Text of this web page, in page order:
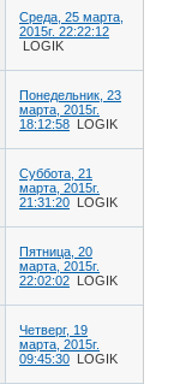
Среда, 25 марта,
2015г. 22:22:12
LOGIK
Понедельник, 23
марта, 2015г.
18:12:58 LOGIK
Суббота, 21
марта, 2015г.
21:31:20 LOGIK
Пятница, 20
марта, 2015г.
22:02:02 LOGIK
Четверг, 19
марта, 2015г.
09:45:30 LOGIK